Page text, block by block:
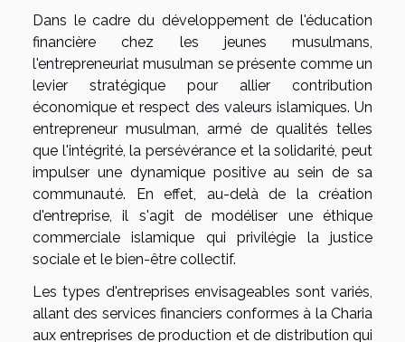
Dans le cadre du développement de l'éducation
financière chez les jeunes musulmans,
l'entrepreneuriat musulman se présente comme un
levier stratégique pour allier contribution
économique et respect des valeurs islamiques. Un
entrepreneur musulman, armé de qualités telles
que l'intégrité, la persévérance et la solidarité, peut
impulser une dynamique positive au sein de sa
communauté. En effet, au-delà de la création
d'entreprise, il s'agit de modéliser une éthique
commerciale islamique qui privilégie la justice
sociale et le bien-être collectif.
Les types d'entreprises envisageables sont variés,
allant des services financiers conformes à la Charia
aux entreprises de production et de distribution qui